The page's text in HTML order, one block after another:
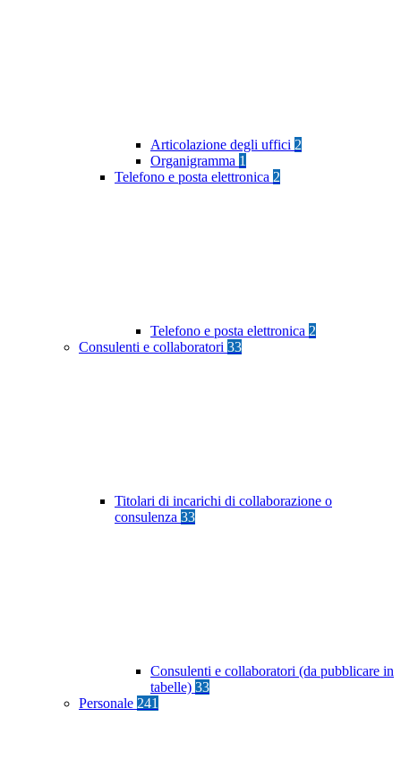
Articolazione degli uffici 2
Organigramma 1
Telefono e posta elettronica 2
Telefono e posta elettronica 2
Consulenti e collaboratori 33
Titolari di incarichi di collaborazione o
consulenza 33
Consulenti e collaboratori (da pubblicare in
tabelle) 33
Personale 241